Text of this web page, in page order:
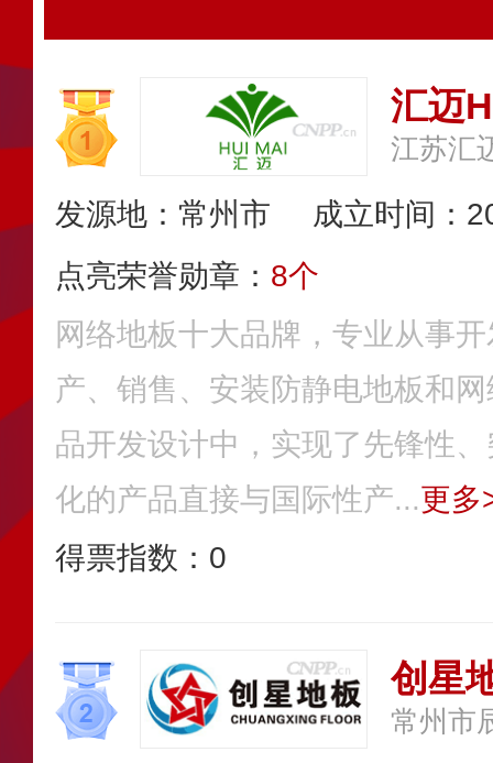
汇迈
江苏汇
发源地：常州市
成立时间：
点亮荣誉勋章： 8个
网络地板十大品牌，专业从事
产、销售、安装防静电地板和
品开发设计中，实现了先锋性
化的产品直接与国际性产...更多
得票指数： 0
创星
常州市